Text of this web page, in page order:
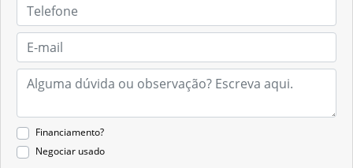
Financiamento?
Negociar usado